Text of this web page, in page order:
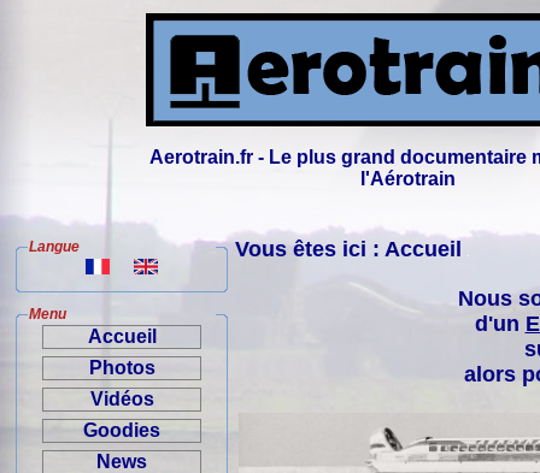
Aerotrain.fr - Le plus grand documentaire
l'Aérotrain
Langue
Menu
Accueil
Photos
Vidéos
Goodies
News
Vous êtes ici : Accueil
Nous
d'un
alors